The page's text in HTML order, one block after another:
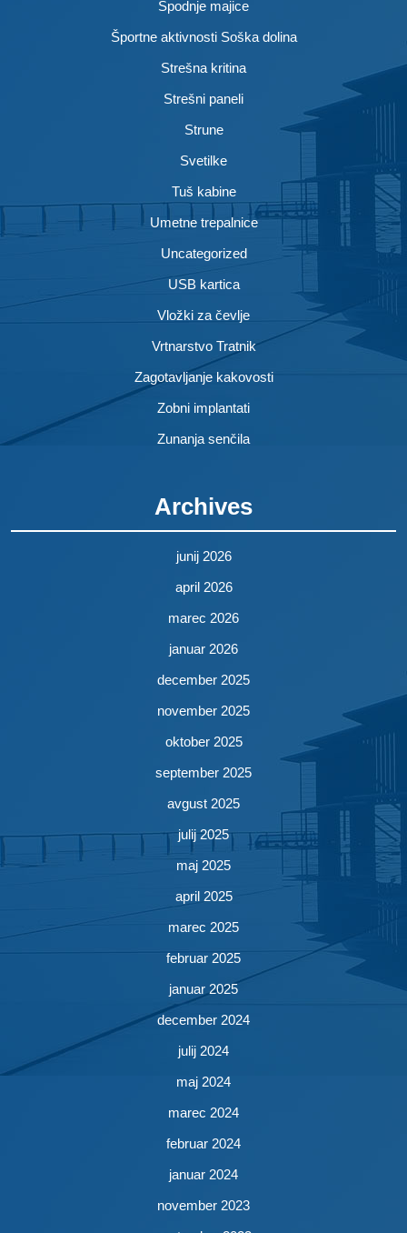
Spodnje majice
Športne aktivnosti Soška dolina
Strešna kritina
Strešni paneli
Strune
Svetilke
Tuš kabine
Umetne trepalnice
Uncategorized
USB kartica
Vložki za čevlje
Vrtnarstvo Tratnik
Zagotavljanje kakovosti
Zobni implantati
Zunanja senčila
Archives
junij 2026
april 2026
marec 2026
januar 2026
december 2025
november 2025
oktober 2025
september 2025
avgust 2025
julij 2025
maj 2025
april 2025
marec 2025
februar 2025
januar 2025
december 2024
julij 2024
maj 2024
marec 2024
februar 2024
januar 2024
november 2023